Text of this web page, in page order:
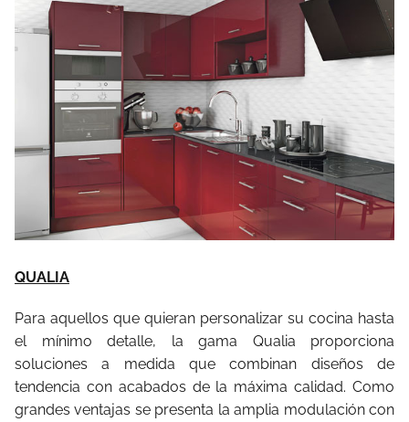
QUALIA
Para aquellos que quieran personalizar su cocina hasta
el mínimo detalle, la gama Qualia proporciona
soluciones a medida que combinan diseños de
tendencia con acabados de la máxima calidad. Como
grandes ventajas se presenta la amplia modulación con